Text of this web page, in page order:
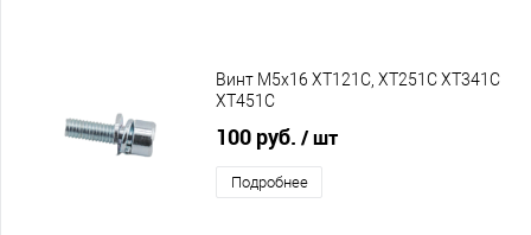
Винт М5х16 XT121C, XT251C XT341C
XT451C
100 руб. / шт
Подробнее